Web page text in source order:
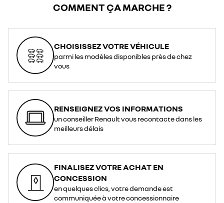
COMMENT ÇA MARCHE ?
CHOISISSEZ VOTRE VÉHICULE
parmi les modèles disponibles près de chez
vous
RENSEIGNEZ VOS INFORMATIONS
un conseiller Renault vous recontacte dans les
meilleurs délais
FINALISEZ VOTRE ACHAT EN
CONCESSION
en quelques clics, votre demande est
communiquée à votre concessionnaire